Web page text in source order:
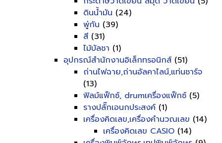
ดินน้ำมัน (24)
พู่กัน (39)
สี (31)
ไม้บัลชา (1)
อุปกรณ์สำนักงานอิเล็กทรอนิกส์ (51)
ถ่านไฟฉาย,ถ่านอัลคาไลน์,แท่นชาร์จ
(13)
ฟิลม์แฟ็กซ์, drumเครื่องแฟ็กซ์ (5)
รางปลั๊กเอนกประสงค์ (1)
เครื่องคิดเลข,เครื่องคำนวณเลข (14)
เครื่องคิดเลข CASIO (14)